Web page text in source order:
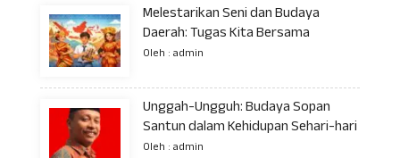
Melestarikan Seni dan Budaya
Daerah: Tugas Kita Bersama
Oleh : admin
Unggah-Ungguh: Budaya Sopan
Santun dalam Kehidupan Sehari-hari
Oleh : admin